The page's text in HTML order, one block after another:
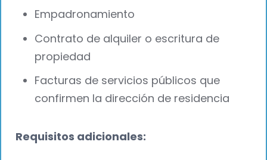
Empadronamiento
Contrato de alquiler o escritura de
propiedad
Facturas de servicios públicos que
confirmen la dirección de residencia
Requisitos adicionales: